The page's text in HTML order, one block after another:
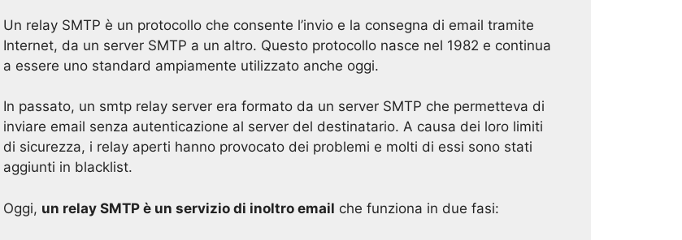
Un relay SMTP è un protocollo che consente l’invio e la consegna di email tramite
Internet, da un server SMTP a un altro. Questo protocollo nasce nel 1982 e continua
a essere uno standard ampiamente utilizzato anche oggi.
In passato, un smtp relay server era formato da un server SMTP che permetteva di
inviare email senza autenticazione al server del destinatario. A causa dei loro limiti
di sicurezza, i relay aperti hanno provocato dei problemi e molti di essi sono stati
aggiunti in blacklist.
Oggi, un relay SMTP è un servizio di inoltro email che funziona in due fasi: